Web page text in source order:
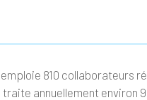
810 collaborateurs
traite annuellement